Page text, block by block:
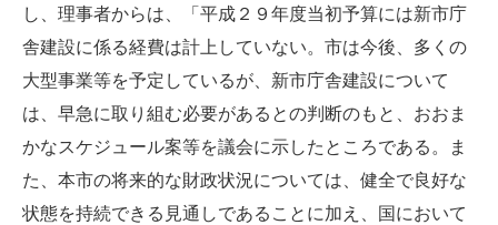
し、理事者からは、「平成２９年度当初予算には新市庁
舎建設に係る経費は計上していない。市は今後、多くの
大型事業等を予定しているが、新市庁舎建設について
は、早急に取り組む必要があるとの判断のもと、おおま
かなスケジュール案等を議会に示したところである。ま
た、本市の将来的な財政状況については、健全で良好な
状態を持続できる見通しであることに加え、国において